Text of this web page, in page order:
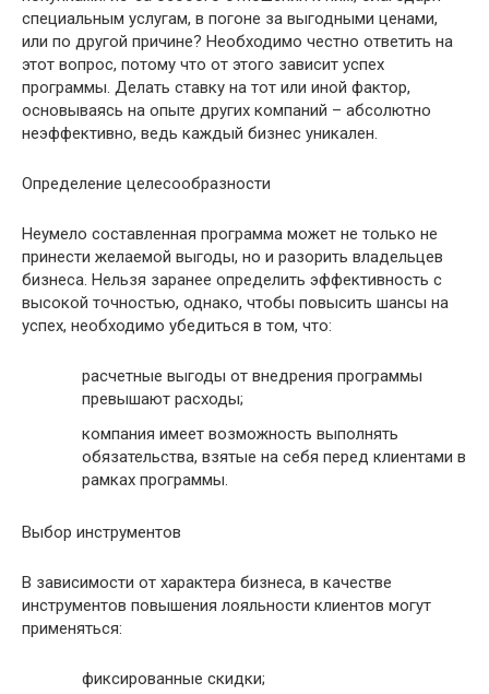
специальным услугам, в погоне за выгодными ценами,
или по другой причине? Необходимо честно ответить на
этот вопрос, потому что от этого зависит успех
программы. Делать ставку на тот или иной фактор,
основываясь на опыте других компаний – абсолютно
неэффективно, ведь каждый бизнес уникален.
Определение целесообразности
Неумело составленная программа может не только не
принести желаемой выгоды, но и разорить владельцев
бизнеса. Нельзя заранее определить эффективность с
высокой точностью, однако, чтобы повысить шансы на
успех, необходимо убедиться в том, что:
расчетные выгоды от внедрения программы
превышают расходы;
компания имеет возможность выполнять
обязательства, взятые на себя перед клиентами в
рамках программы.
Выбор инструментов
В зависимости от характера бизнеса, в качестве
инструментов повышения лояльности клиентов могут
применяться:
фиксированные скидки;